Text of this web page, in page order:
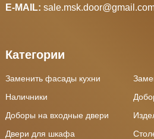
E-MAIL:
Категории
Заменить фасады кухни
Наличники
Доборы на входные двери
Двери для шкафа